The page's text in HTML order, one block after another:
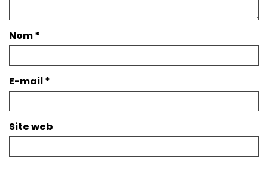
Nom*
E-mail*
Site web